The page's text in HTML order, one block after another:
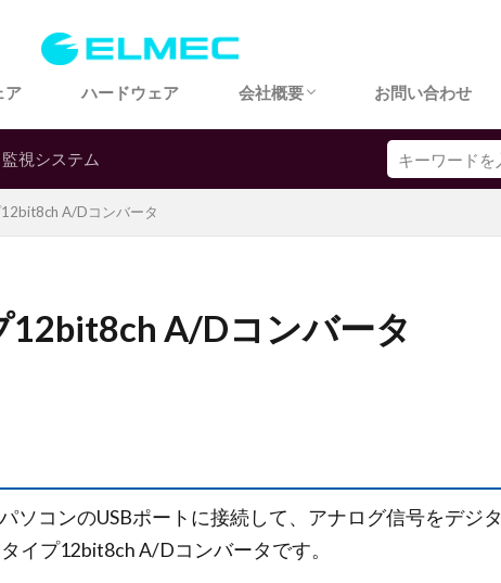
ア ハードウェア 会社概要 お問い合わせ
視システム
A/Dコンバータ
12bit8ch A/Dコンバータ
ソコンのUSBポートに接続して、アナログ信号をデジタ
イプ12bit8ch A/Dコンバータです。